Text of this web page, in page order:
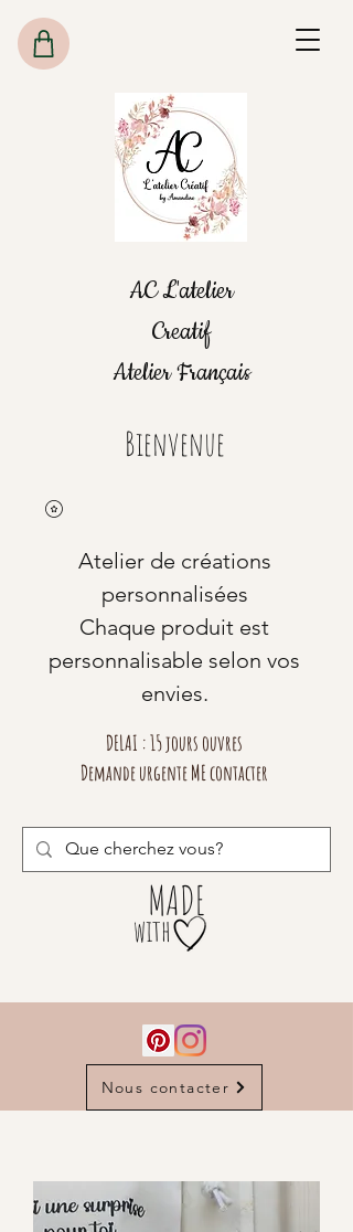
Nous contacter
Bienvenue
Atelier de créations
personnalisées
Chaque produit est
personnalisable selon vos
envies.
DELAI : 15 jours ouvres
Demande urgente ME contacter
MADE
with
AC L'atelier
Creatif
Atelier Français